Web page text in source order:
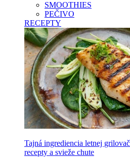
SMOOTHIES
PEČIVO
RECEPTY
Tajná ingrediencia letnej
recepty a svieže chute